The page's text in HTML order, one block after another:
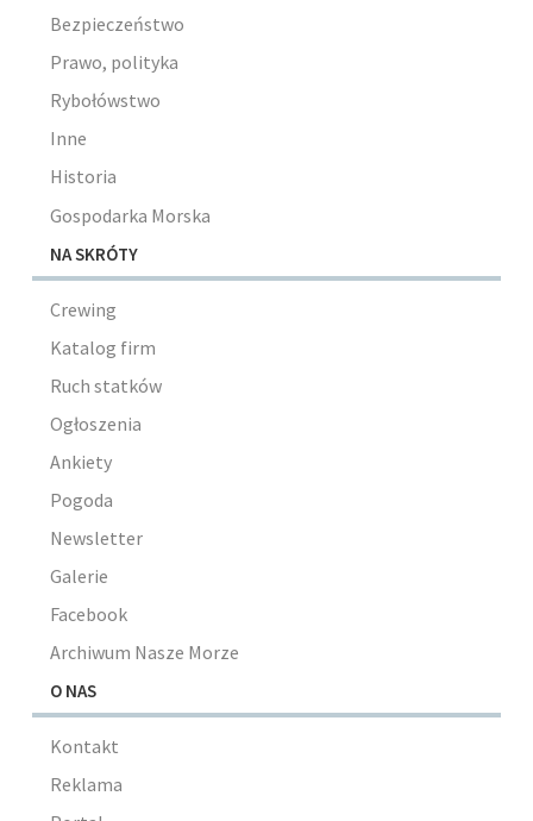
Bezpieczeństwo
Prawo, polityka
Rybołówstwo
Inne
Historia
Gospodarka Morska
NA SKRÓTY
Crewing
Katalog firm
Ruch statków
Ogłoszenia
Ankiety
Pogoda
Newsletter
Galerie
Facebook
Archiwum Nasze Morze
O NAS
Kontakt
Reklama